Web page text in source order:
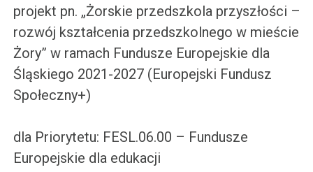
projekt pn. „Żorskie przedszkola przyszłości –
rozwój kształcenia przedszkolnego w mieście
Żory” w ramach Fundusze Europejskie dla
Śląskiego 2021-2027 (Europejski Fundusz
Społeczny+)
dla Priorytetu: FESL.06.00 – Fundusze
Europejskie dla edukacji